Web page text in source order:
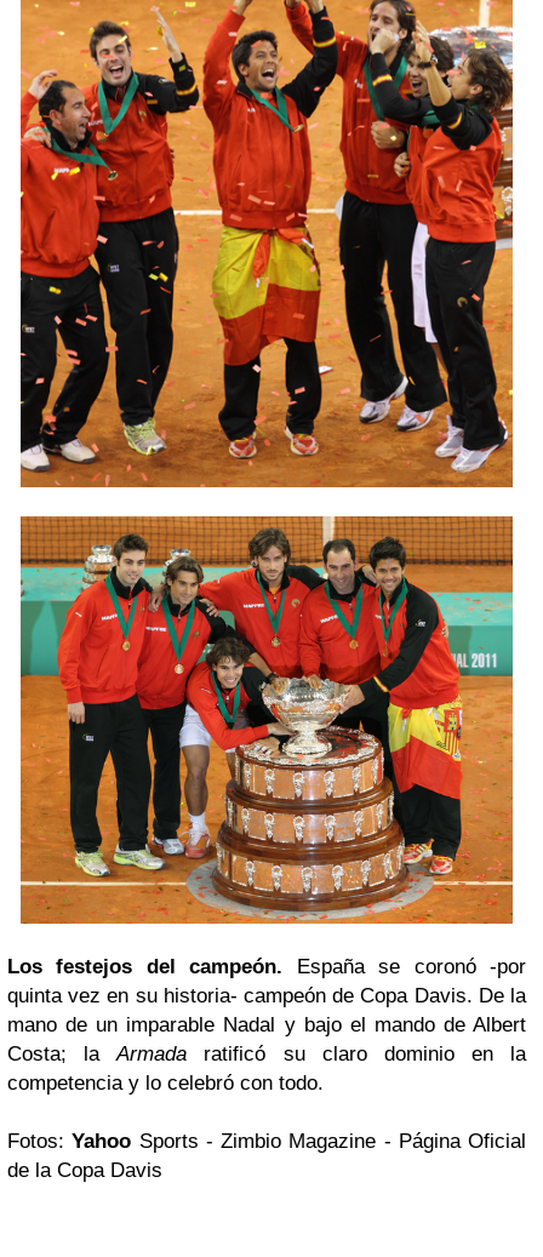
Los festejos del campeón. España se coronó -por
quinta vez en su historia- campeón de Copa Davis. De la
mano de un imparable Nadal y bajo el mando de Albert
Costa; laArmada ratificó su claro dominio en la
competencia y lo celebró con todo.
Fotos:Yahoo Sports - Zimbio Magazine - Página Oficial
de la Copa Davis